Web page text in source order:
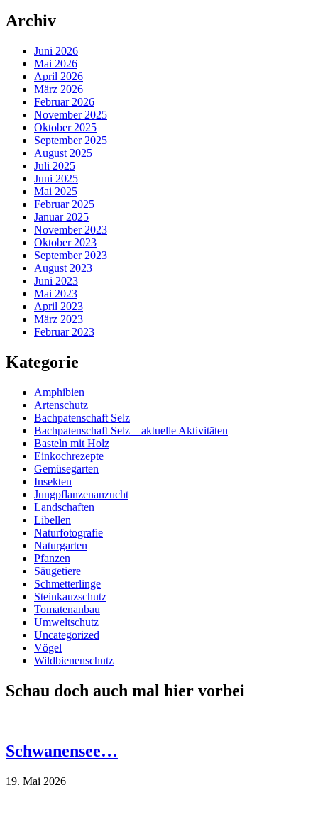
Archiv
Juni 2026
Mai 2026
April 2026
März 2026
Februar 2026
November 2025
Oktober 2025
September 2025
August 2025
Juli 2025
Juni 2025
Mai 2025
Februar 2025
Januar 2025
November 2023
Oktober 2023
September 2023
August 2023
Juni 2023
Mai 2023
April 2023
März 2023
Februar 2023
Kategorie
Amphibien
Artenschutz
Bachpatenschaft Selz
Bachpatenschaft Selz – aktuelle Aktivitäten
Basteln mit Holz
Einkochrezepte
Gemüsegarten
Insekten
Jungpflanzenanzucht
Landschaften
Libellen
Naturfotografie
Naturgarten
Pfanzen
Säugetiere
Schmetterlinge
Steinkauzschutz
Tomatenanbau
Umweltschutz
Uncategorized
Vögel
Wildbienenschutz
Schau doch auch mal hier vorbei
Schwanensee…
19. Mai 2026